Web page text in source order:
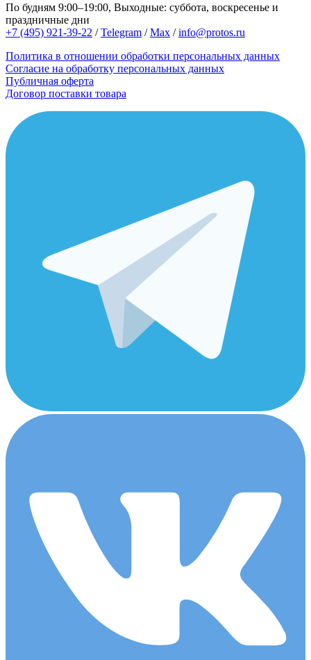
По будням 9:00–19:00, Выходные: суббота, воскресенье и
праздничные дни
+7 (495) 921-39-22 /Telegram /Max /info@protos.ru
Политика в отношении обработки персональных данных
Согласие на обработку персональных данных
Публичная оферта
Договор поставки товара